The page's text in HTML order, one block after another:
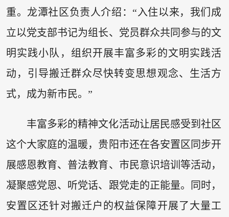
重。龙潭社区负责人介绍：“入住以来，我们成
立以党支部书记为组长、党员群众共同参与的文
明实践小队，组织开展丰富多彩的文明实践活
动，引导搬迁群众尽快转变思想观念、生活方
式，成为新市民。”
丰富多彩的精神文化活动让居民感受到社区
这个大家庭的温暖，贵阳市还在各安置区同步开
展感恩教育、普法教育、市民意识培训等活动，
凝聚感党恩、听党话、跟党走的正能量。同时，
安置区还针对搬迁户的权益保障开展了大量工